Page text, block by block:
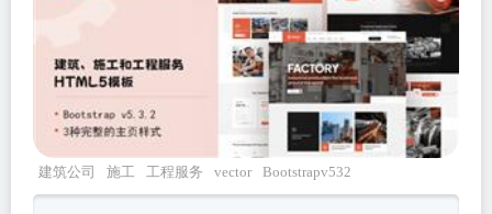
建筑公司 施工 工程服务 vector Bootstrapv532